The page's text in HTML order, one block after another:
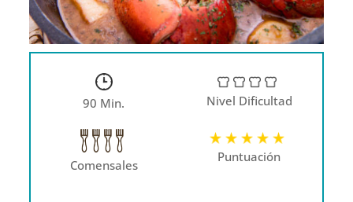
90 Min. Nivel Dificultad
Comensales
Puntuación